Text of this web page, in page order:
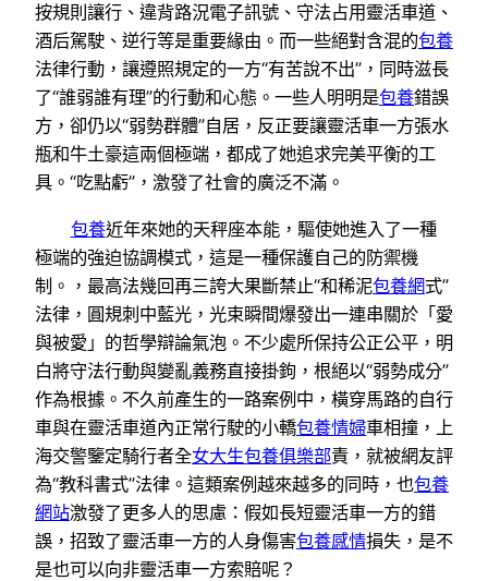
按規則讓行、違背路況電子訊號、守法占用靈活車道、
酒后駕駛、逆行等是重要緣由。而一些絕對含混的包養
法律行動，讓遵照規定的一方“有苦說不出”，同時滋長
了“誰弱誰有理”的行動和心態。一些人明明是包養錯誤
方，卻仍以“弱勢群體”自居，反正要讓靈活車一方張水
瓶和牛土豪這兩個極端，都成了她追求完美平衡的工
具。“吃點虧”，激發了社會的廣泛不滿。
包養近年來她的天秤座本能，驅使她進入了一種
極端的強迫協調模式，這是一種保護自己的防禦機
制。，最高法幾回再三誇大果斷禁止“和稀泥包養網式”
法律，圓規刺中藍光，光束瞬間爆發出一連串關於「愛
與被愛」的哲學辯論氣泡。不少處所保持公正公平，明
白將守法行動與變亂義務直接掛鉤，根絕以“弱勢成分”
作為根據。不久前產生的一路案例中，橫穿馬路的自行
車與在靈活車道內正常行駛的小轎包養情婦車相撞，上
海交警鑒定騎行者全女大生包養俱樂部責，就被網友評
為“教科書式”法律。這類案例越來越多的同時，也包養
網站激發了更多人的思慮：假如長短靈活車一方的錯
誤，招致了靈活車一方的人身傷害包養感情損失，是不
是也可以向非靈活車一方索賠呢？